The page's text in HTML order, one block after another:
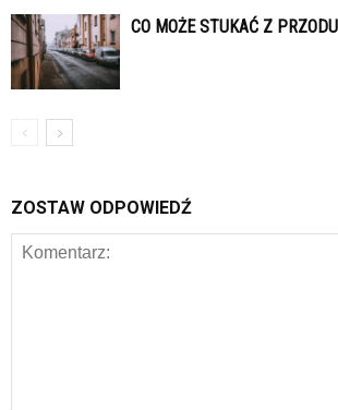
CO MOŻE STUKAĆ Z
ZOSTAW ODPOWIEDŹ